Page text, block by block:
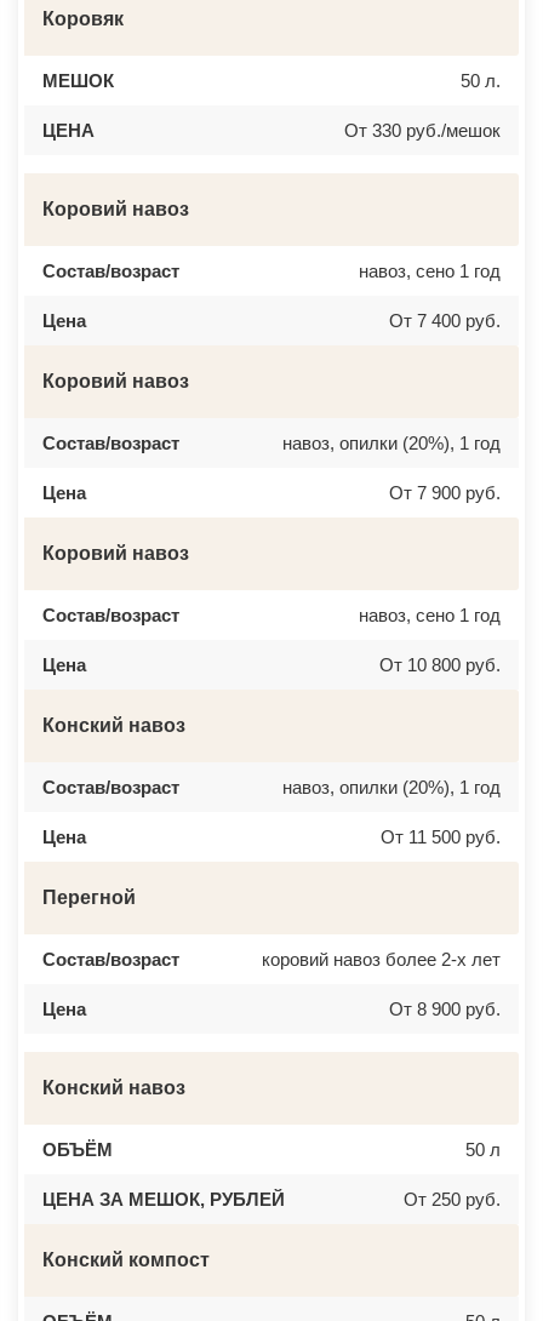
Коровяк
МЕШОК 50 л.
ЦЕНА От 330 руб./мешок
Коровий навоз
Состав/возраст навоз, сено 1 год
Цена От 7 400 руб.
Коровий навоз
Состав/возраст навоз, опилки (20%), 1 год
Цена От 7 900 руб.
Коровий навоз
Состав/возраст навоз, сено 1 год
Цена От 10 800 руб.
Конский навоз
Состав/возраст навоз, опилки (20%), 1 год
Цена От 11 500 руб.
Перегной
Состав/возраст коровий навоз более 2-х лет
Цена От 8 900 руб.
Конский навоз
ОБЪЁМ 50 л
ЦЕНА ЗА МЕШОК, РУБЛЕЙ От 250 руб.
Конский компост